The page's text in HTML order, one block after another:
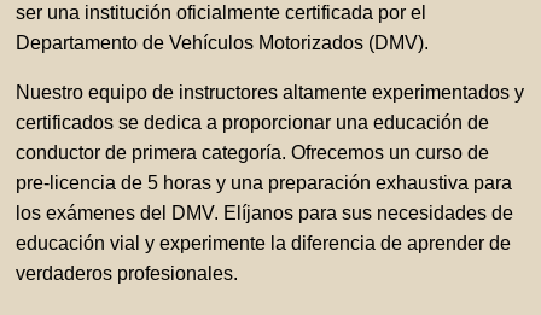
ser una institución oficialmente certificada por el
Departamento de Vehículos Motorizados (DMV).
Nuestro equipo de instructores altamente experimentados y
certificados se dedica a proporcionar una educación de
conductor de primera categoría. Ofrecemos un curso de
pre-licencia de 5 horas y una preparación exhaustiva para
los exámenes del DMV. Elíjanos para sus necesidades de
educación vial y experimente la diferencia de aprender de
verdaderos profesionales.